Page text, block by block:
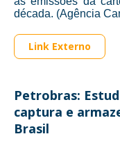
década. (Agência
Link Externo
Petrobras:
captura e
Brasil